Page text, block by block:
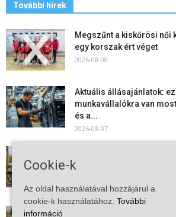
További hírek
Megszűnt a kiskőrösi női
egy korszak ért véget
2026-08-08
Aktuális állásajánlatok:
munkavállalókra van
és a...
2026-08-07
Vitézy Dávid: már ősszel
személyszállítás a
2026-08-06
Megkezdte a
Cookie-k
Az oldal használatával hozzájárul a
cookie-k használatához. További
információ